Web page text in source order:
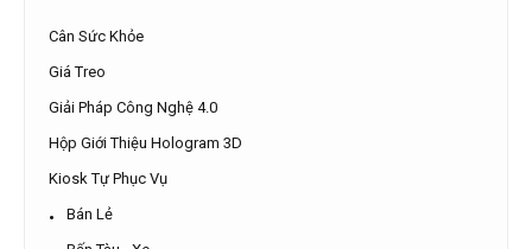
Cân Sức Khỏe
Giá Treo
Giải Pháp Công Nghệ 4.0
Hộp Giới Thiệu Hologram 3D
Kiosk Tự Phục Vụ
Bán Lẻ